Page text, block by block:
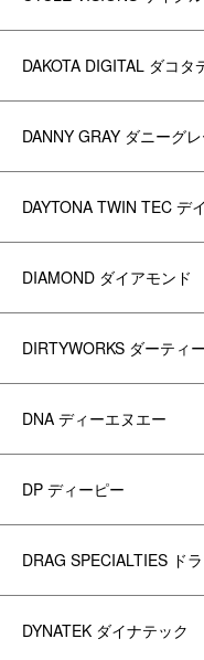
DAKOTA DIGITAL ダコタ
DANNY GRAY ダニーグ
DAYTONA TWIN TEC デ
DIAMOND ダイアモンド
DIRTYWORKS ダーティ
DNA ディーエヌエー
DP ディーピー
DRAG SPECIALTIES ド
DYNATEK ダイナテック